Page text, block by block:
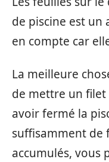
de piscine est
en compte car
La meilleure
de mettre un
avoir fermé la
suffisamment de
accumulés, vous